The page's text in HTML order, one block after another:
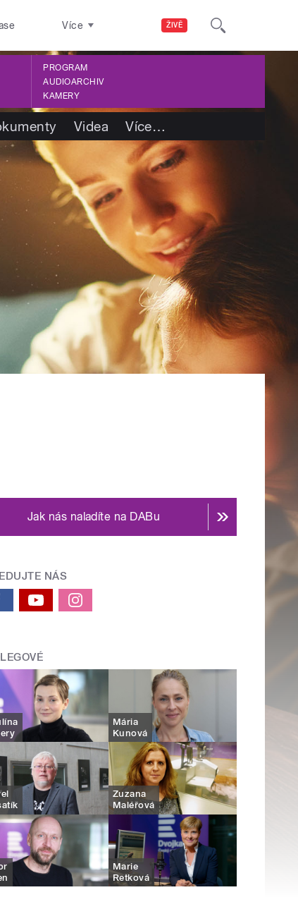
ŽIVĚ
Více
PROGRAM
AUDIOARCHIV
KAMERY
Videa Více…
Jak nás naladíte na DABu
NÁS
Mária
Kunová
Zuzana
Maléřová
Marie
Retková